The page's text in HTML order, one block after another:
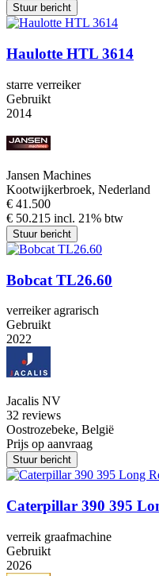
Stuur bericht
Haulotte HTL 3614
starre verreiker
Gebruikt
2014
Jansen Machines
Kootwijkerbroek, Nederland
€ 41.500
€ 50.215 incl. 21% btw
Stuur bericht
Bobcat TL26.60
verreiker agrarisch
Gebruikt
2022
Jacalis NV
32 reviews
Oostrozebeke, België
Prijs op aanvraag
Stuur bericht
Caterpillar 390 395
verreik graafmachine
Gebruikt
2026